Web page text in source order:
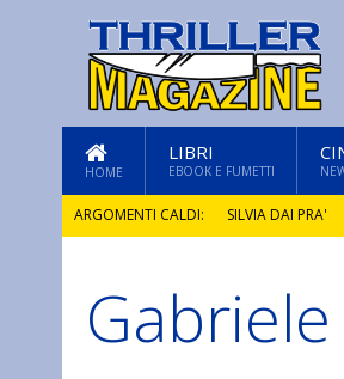
HOME
LIBRI
EBOOK E FUMETTI
ARGOMENTI CALDI: SILVIA DAI PRA'
GLI ANNI DI PIETRA